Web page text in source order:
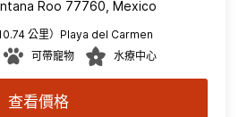
Roo 77760, Mexico
公里）Playa del Carmen
可帶寵物 水療中心
查看價格